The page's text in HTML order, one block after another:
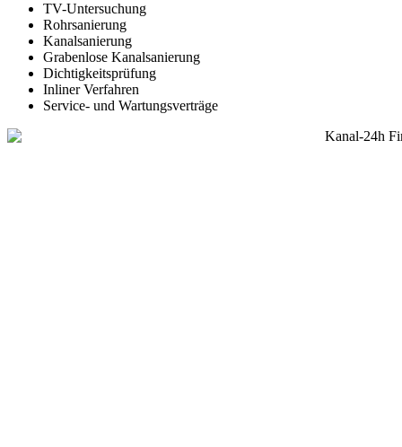
TV-Untersuchung
Rohrsanierung
Kanalsanierung
Grabenlose Kanalsanierung
Dichtigkeitsprüfung
Inliner Verfahren
Service- und Wartungsverträge